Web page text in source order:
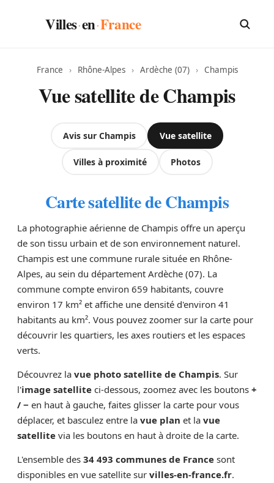
Villes·en·France
France › Rhône-Alpes › Ardèche (07) › Champis
Vue satellite de Champis
Avis sur Champis Vue satellite
Villes à proximité Photos
Carte satellite de Champis
La photographie aérienne de Champis offre un aperçu
de son tissu urbain et de son environnement naturel.
Champis est une commune rurale située en Rhône-
Alpes, au sein du département Ardèche (07). La
commune compte environ 659 habitants, couvre
environ 17 km² et affiche une densité d'environ 41
habitants au km². Vous pouvez zoomer sur la carte pour
découvrir les quartiers, les axes routiers et les espaces
verts.
Découvrez la vue photo satellite de Champis. Sur
l'image satellite ci-dessous, zoomez avec les boutons +
/ − en haut à gauche, faites glisser la carte pour vous
déplacer, et basculez entre la vue plan et la vue
satellite via les boutons en haut à droite de la carte.
L'ensemble des 34 493 communes de France sont
disponibles en vue satellite sur villes-en-france.fr.